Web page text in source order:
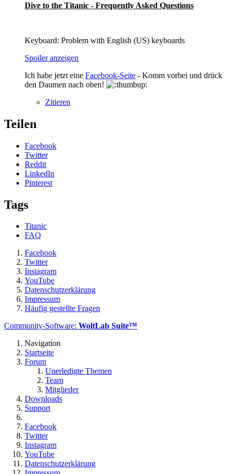
Dive to the Titanic - Frequently Asked Questions
Keyboard: Problem with English (US) keyboards
Spoiler anzeigen
Ich habe jetzt eine Facebook-Seite - Komm vorbei und drück
den Daumen nach oben!
Zitieren
Teilen
Facebook
Twitter
Reddit
LinkedIn
Pinterest
Tags
Titanic
FAQ
Facebook
Twitter
Instagram
YouTube
Datenschutzerklärung
Impressum
Häufig gestellte Fragen
Community-Software: WoltLab Suite™
Navigation
Startseite
Forum
Unerledigte Themen
Team
Mitglieder
Downloads
Support
Facebook
Twitter
Instagram
YouTube
Datenschutzerklärung